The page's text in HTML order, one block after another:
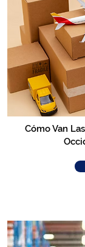
Cómo Van